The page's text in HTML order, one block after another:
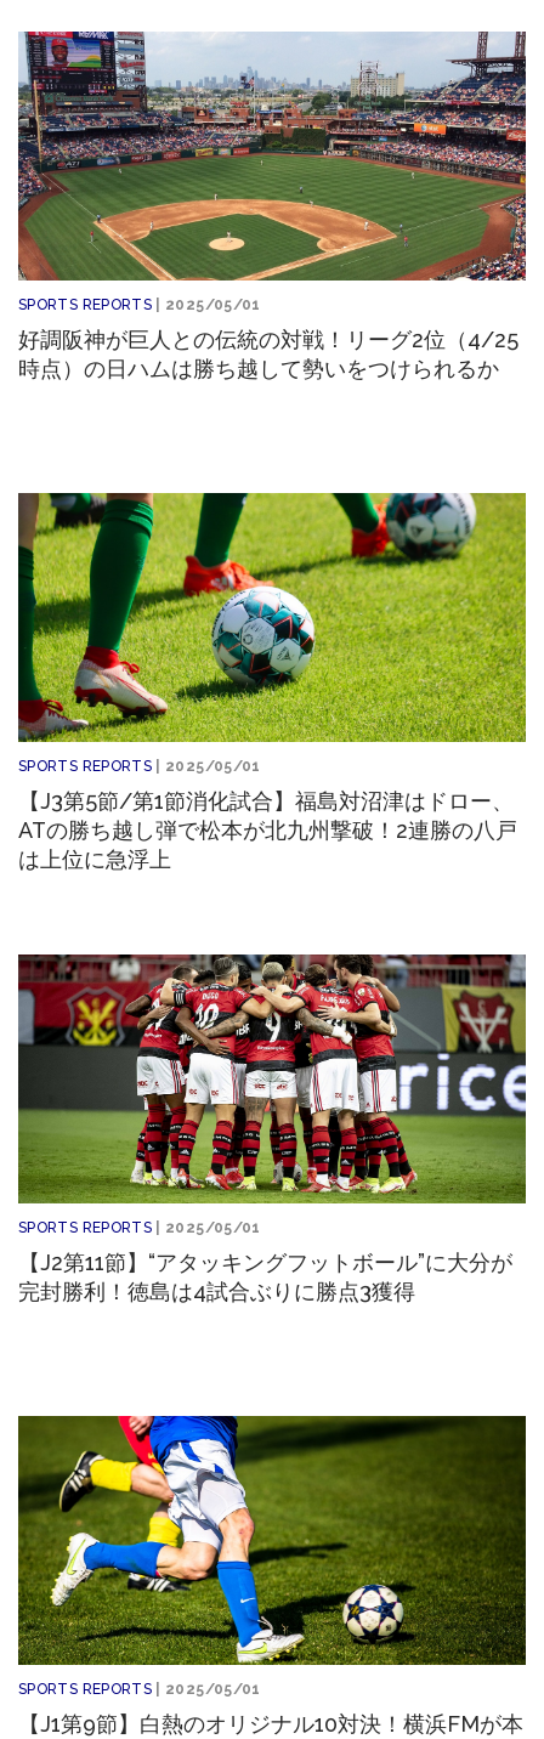
SPORTS REPORTS | 2025/05/01
好調阪神が巨人との伝統の対戦！リーグ2位（4/25
時点）の日ハムは勝ち越して勢いをつけられるか
SPORTS REPORTS | 2025/05/01
【J3第5節/第1節消化試合】福島対沼津はドロー、
ATの勝ち越し弾で松本が北九州撃破！2連勝の八戸
は上位に急浮上
SPORTS REPORTS | 2025/05/01
【J2第11節】“アタッキングフットボール”に大分が
完封勝利！徳島は4試合ぶりに勝点3獲得
SPORTS REPORTS | 2025/05/01
【J1第9節】白熱のオリジナル10対決！横浜FMが本